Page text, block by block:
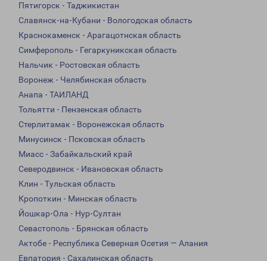
Пятигорск - Таджикистан
Славянск-на-Кубани - Вологодская область
Краснокаменск - Арагацотнская область
Симферополь - Гегаркуникская область
Нальчик - Ростовская область
Воронеж - Челябинская область
Анапа - ТАИЛАНД
Тольятти - Пензенская область
Стерлитамак - Воронежская область
Минусинск - Псковская область
Миасс - Забайкальский край
Северодвинск - Ивановская область
Клин - Тульская область
Кропоткин - Минская область
Йошкар-Ола - Нур-Султан
Севастополь - Брянская область
Актобе - Республика Северная Осетия — Алания
Евпатория - Сахалинская область